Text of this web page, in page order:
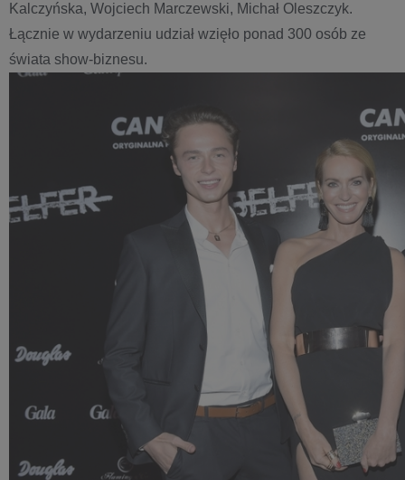
Kalczyńska, Wojciech Marczewski, Michał Oleszczyk.
Łącznie w wydarzeniu udział wzięło ponad 300 osób ze
świata show-biznesu.